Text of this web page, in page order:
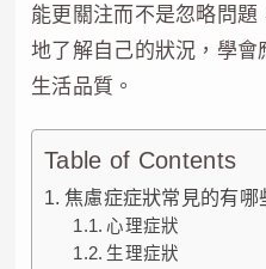
能更關注而不是忽略問
地了解自己的狀況，學
生活品質。
Table of Contents
焦慮症症狀常見的有哪
心理症狀
生理症狀